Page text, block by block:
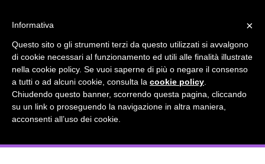
“Un pianeta malato” – Installazione
floreale in Piazza Liber Paradisus nella
accetta l'uso dei cookies previsto nella pagina dedicata.
Fai clic per abilitare/disabilitare il tracciamento di
Google Analytics.
OK Privacy e cookie policy
×
Informativa
Questo sito o gli strumenti terzi da questo utilizzati si avvalgono
di cookie necessari al funzionamento ed utili alle finalità illustrate
nella cookie policy. Se vuoi saperne di più o negare il consenso
a tutti o ad alcuni cookie, consulta la cookie policy
Chiudendo questo banner, scorrendo questa pagina, cliccando
su un link o proseguendo la navigazione in altra maniera,
acconsenti all’uso dei cookie.